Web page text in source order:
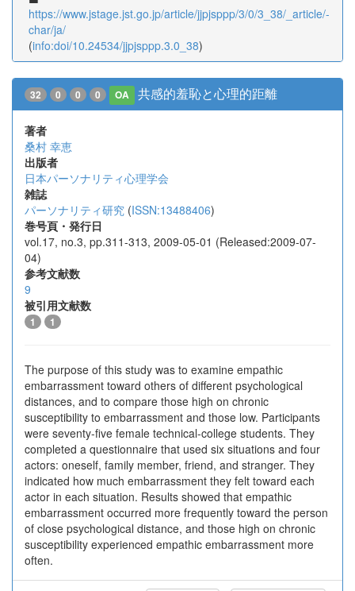
https://www.jstage.jst.go.jp/article/jjpjsppp/3/0/3_38/_article/-
char/ja/
(info:doi/10.24534/jjpjsppp.3.0_38)
32 0 0 0 OA 共感的羞恥と心理的距離
著者
桑村 幸恵
出版者
日本パーソナリティ心理学会
雑誌
パーソナリティ研究 (ISSN:13488406)
巻号頁・発行日
vol.17, no.3, pp.311-313, 2009-05-01 (Released:2009-07-
04)
参考文献数
9
被引用文献数
1 1
The purpose of this study was to examine empathic
embarrassment toward others of different psychological
distances, and to compare those high on chronic
susceptibility to embarrassment and those low. Participants
were seventy-five female technical-college students. They
completed a questionnaire that used six situations and four
actors: oneself, family member, friend, and stranger. They
indicated how much embarrassment they felt toward each
actor in each situation. Results showed that empathic
embarrassment occurred more frequently toward the person
of close psychological distance, and those high on chronic
susceptibility experienced empathic embarrassment more
often.